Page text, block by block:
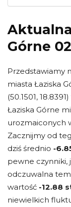
Górne
Przedstawiamy
miasta Łaziska
(50.1501,
Łaziska Górne
urozmaiconych
Zacznijmy od
dziś średnio -
pewne czynniki,
odczuwalna
wartość -12.88
niewielkich